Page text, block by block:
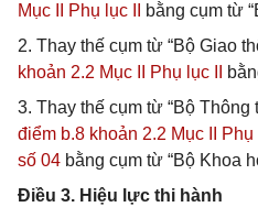
Mục II Phụ lục II
bằng cụm từ
2. Thay thế cụm từ “Bộ Giao
khoản 2.2 Mục II Phụ lục II
3. Thay thế cụm từ “Bộ Thông
điểm b.8 khoản 2.2 Mục II Phụ
số 04 bằng cụm từ “Bộ Khoa
Điều 3. Hiệu lực thi hành